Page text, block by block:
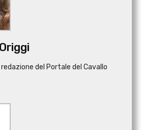
redazione del Portale del Cavallo